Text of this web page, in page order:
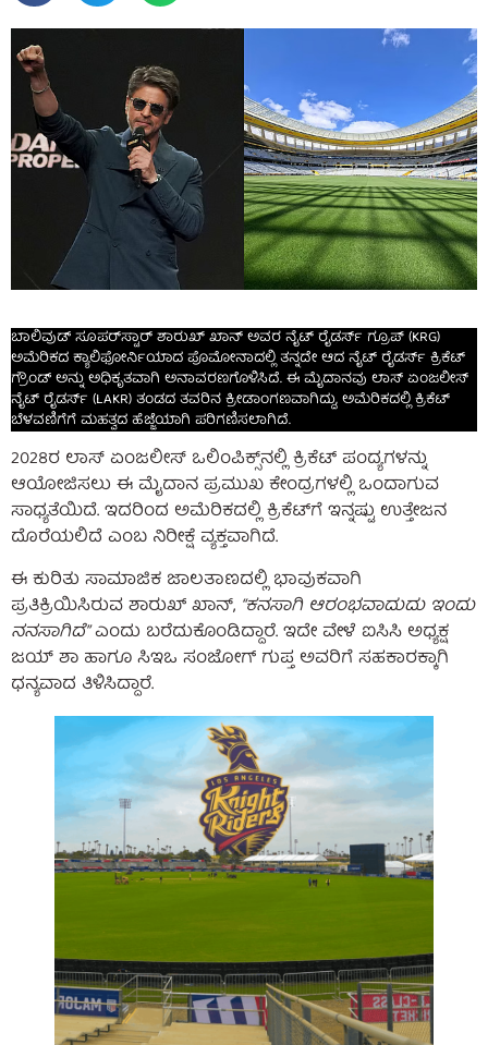
ಬಾಲಿವುಡ್ ಸೂಪರ್‌ಸ್ಟಾರ್ ಶಾರುಖ್ ಖಾನ್ ಅವರ ನೈಟ್ ರೈಡರ್ಸ್ ಗ್ರೂಪ್ (KRG)
ಅಮೆರಿಕದ ಕ್ಯಾಲಿಫೋರ್ನಿಯಾದ ಪೊಮೋನಾದಲ್ಲಿ ತನ್ನದೇ ಆದ ನೈಟ್ ರೈಡರ್ಸ್ ಕ್ರಿಕೆಟ್
ಗ್ರೌಂಡ್ ಅನ್ನು ಅಧಿಕೃತವಾಗಿ ಅನಾವರಣಗೊಳಿಸಿದೆ. ಈ ಮೈದಾನವು ಲಾಸ್ ಏಂಜಲೀಸ್
ನೈಟ್ ರೈಡರ್ಸ್ (LAKR) ತಂಡದ ತವರಿನ ಕ್ರೀಡಾಂಗಣವಾಗಿದ್ದು, ಅಮೆರಿಕದಲ್ಲಿ ಕ್ರಿಕೆಟ್
ಬೆಳವಣಿಗೆಗೆ ಮಹತ್ವದ ಹೆಜ್ಜೆಯಾಗಿ ಪರಿಗಣಿಸಲಾಗಿದೆ.
2028ರ ಲಾಸ್ ಏಂಜಲೀಸ್ ಒಲಿಂಪಿಕ್ಸ್‌ನಲ್ಲಿ ಕ್ರಿಕೆಟ್ ಪಂದ್ಯಗಳನ್ನು
ಆಯೋಜಿಸಲು ಈ ಮೈದಾನ ಪ್ರಮುಖ ಕೇಂದ್ರಗಳಲ್ಲಿ ಒಂದಾಗುವ
ಸಾಧ್ಯತೆಯಿದೆ. ಇದರಿಂದ ಅಮೆರಿಕದಲ್ಲಿ ಕ್ರಿಕೆಟ್‌ಗೆ ಇನ್ನಷ್ಟು ಉತ್ತೇಜನ
ದೊರೆಯಲಿದೆ ಎಂಬ ನಿರೀಕ್ಷೆ ವ್ಯಕ್ತವಾಗಿದೆ.
ಈ ಕುರಿತು ಸಾಮಾಜಿಕ ಜಾಲತಾಣದಲ್ಲಿ ಭಾವುಕವಾಗಿ
ಪ್ರತಿಕ್ರಿಯಿಸಿರುವ ಶಾರುಖ್ ಖಾನ್, “ಕನಸಾಗಿ ಆರಂಭವಾದುದು ಇಂದು
ನನಸಾಗಿದೆ”ಎಂದು ಬರೆದುಕೊಂಡಿದ್ದಾರೆ. ಇದೇ ವೇಳೆ ಐಸಿಸಿ ಅಧ್ಯಕ್ಷ
ಜಯ್ ಶಾ ಹಾಗೂ ಸಿಇಒ ಸಂಜೋಗ್ ಗುಪ್ತ ಅವರಿಗೆ ಸಹಕಾರಕ್ಕಾಗಿ
ಧನ್ಯವಾದ ತಿಳಿಸಿದ್ದಾರೆ.